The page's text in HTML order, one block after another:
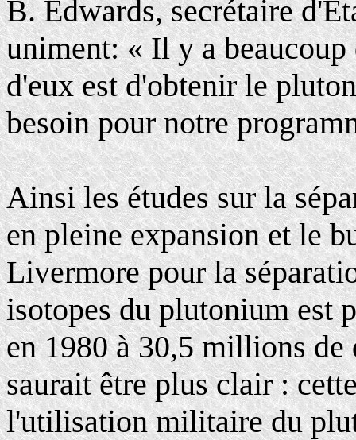
B. Edwards, secrétaire
uniment: « Il y a
d'eux est d'obtenir le
besoin pour notre
Ainsi les études sur la
en pleine expansion et le
Livermore pour la
isotopes du plutonium est
en 1980 à 30,5 millions de
saurait être plus clair :
l'utilisation militaire du